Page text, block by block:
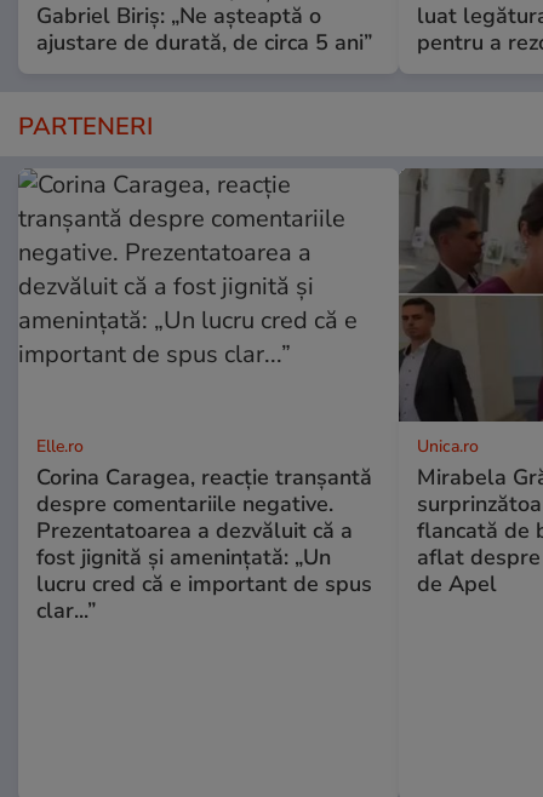
Gabriel Biriș: „Ne așteaptă o
ajustare de durată, de circa 5 ani”
luat
pentru a
PARTENERI
Elle.ro
Corina Caragea, reacție tranșantă
despre comentariile negative.
Prezentatoarea a dezvăluit că a
fost jignită și amenințată: „Un
lucru cred că e important de spus
clar...”
Unica.ro
Mirabela
flancată de
aflat
de Apel